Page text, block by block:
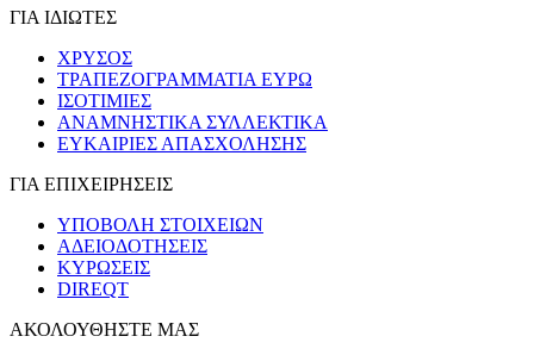
ΓΙΑ ΙΔΙΩΤΕΣ
ΧΡΥΣΟΣ
ΤΡΑΠΕΖΟΓΡΑΜΜΑΤΙΑ ΕΥΡΩ
ΙΣΟΤΙΜΙΕΣ
ΑΝΑΜΝΗΣΤΙΚΑ ΣΥΛΛΕΚΤΙΚΑ
ΕΥΚΑΙΡΙΕΣ ΑΠΑΣΧΟΛΗΣΗΣ
ΓΙΑ ΕΠΙΧΕΙΡΗΣΕΙΣ
ΥΠΟΒΟΛΗ ΣΤΟΙΧΕΙΩΝ
ΑΔΕΙΟΔΟΤΗΣΕΙΣ
ΚΥΡΩΣΕΙΣ
DIREQT
ΑΚΟΛΟΥΘΗΣΤΕ ΜΑΣ